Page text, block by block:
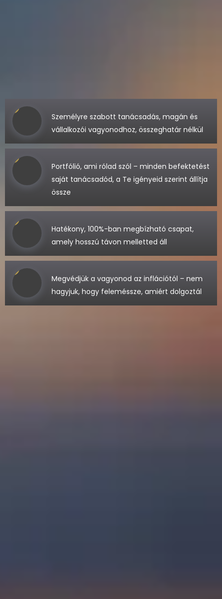
Személyre szabott tanácsadás, magán és
vállalkozói vagyonodhoz, összeghatár nélkül
Portfólió, ami rólad szól – minden befektetést
saját tanácsadód, a Te igényeid szerint állítja
össze
Hatékony, 100%-ban megbízható csapat,
amely hosszú távon melletted áll
Megvédjük a vagyonod az inflációtól – nem
hagyjuk, hogy feleméssze, amiért dolgoztál